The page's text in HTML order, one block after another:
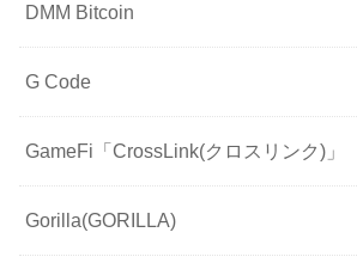
DMM Bitcoin
G Code
GameFi「CrossLink(クロスリンク)」
Gorilla(GORILLA)